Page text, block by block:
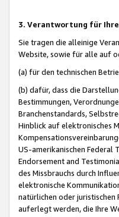
3. Verantwortung für
Sie tragen die alleinige
Website, sowie für alle auf
(a) für den technischen
(b) dafür, dass die
Bestimmungen,
Branchenstandards,
Hinblick auf elektronisches
US-amerikanischen Federal
Endorsement and
des Missbrauchs durch
elektronische
natürlichen oder juristischen
auferlegt werden, die Ihre